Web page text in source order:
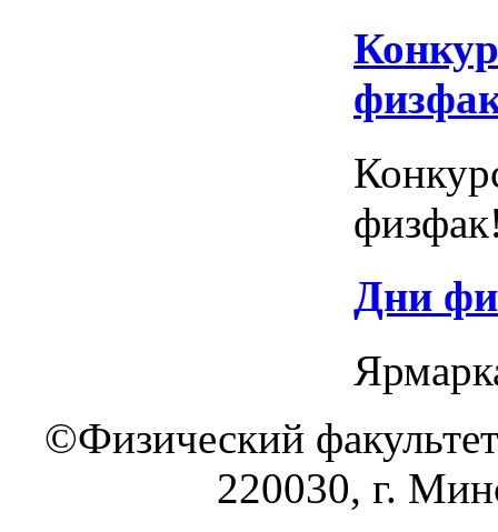
Дни
©Физический
220030, г.